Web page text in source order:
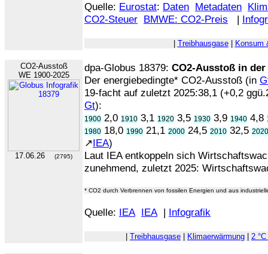
Quelle: Eurostat: Daten Metadaten
CO2-Steuer BMWE: CO2-Preis |
Treibhausgase| Konsum
CO2-Ausstoß
WE 1900-2025
17.06.26 (2795)
dpa-Globus 18379: CO2-Ausstoß in
Der energiebedingte* CO2-Ausstoß (in
19-facht auf zuletzt 2025:38,1 (+0,2
Gt):
1900 2,0 1910 3,1 1920 3,5 1930 3,9 1940 4,8
1980 18,0 1990 21,1 2000 24,5 2010 32,5 2020
↗IEA)
Laut IEA entkoppeln sich
zunehmend, zuletzt 2025:
* CO2 durch Verbrennen von fossilen Energien und aus
Quelle: IEA IEA| Infografik
Treibhausgase Klimaerwärmung 2